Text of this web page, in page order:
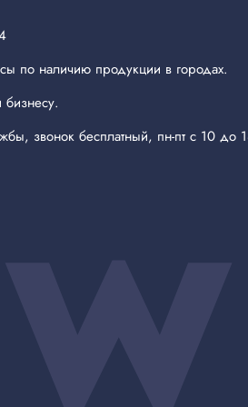
по наличию продукции в городах.
бизнесу.
звонок бесплатный, пн-пт с 10 до